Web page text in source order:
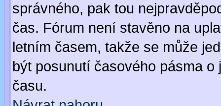
správného, pak tou
čas. Fórum není stavěno na
letním časem, takže se může
být posunutí časového pásma
času.